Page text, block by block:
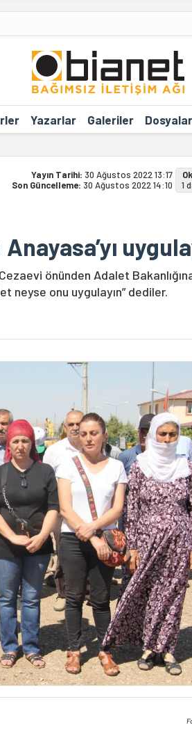
Yazarlar Galeriler Dosyalar
Yayın Tarihi: 30 Ağustos 2022 13:17
Son Güncelleme: 30 Ağustos 2022 14:10
1
önünden Adalet
neyse onu uygulayın” dediler.